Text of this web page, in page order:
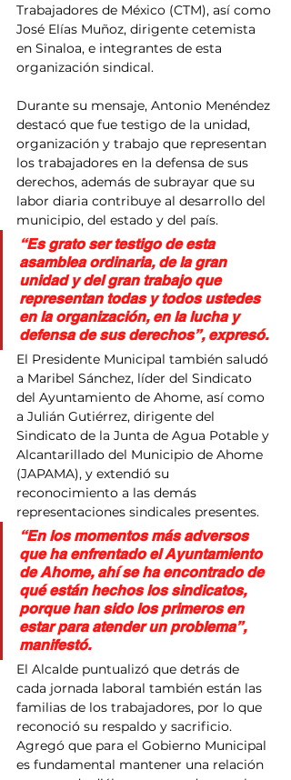
Trabajadores de México (CTM), así como
José Elías Muñoz, dirigente cetemista
en Sinaloa, e integrantes de esta
organización sindical.
Durante su mensaje, Antonio Menéndez
destacó que fue testigo de la unidad,
organización y trabajo que representan
los trabajadores en la defensa de sus
derechos, además de subrayar que su
labor diaria contribuye al desarrollo del
municipio, del estado y del país.
“Es grato ser testigo de esta
asamblea ordinaria, de la gran
unidad y del gran trabajo que
representan todas y todos ustedes
en la organización, en la lucha y
defensa de sus derechos”, expresó.
El Presidente Municipal también saludó
a Maribel Sánchez, líder del Sindicato
del Ayuntamiento de Ahome, así como
a Julián Gutiérrez, dirigente del
Sindicato de la Junta de Agua Potable y
Alcantarillado del Municipio de Ahome
(JAPAMA), y extendió su
reconocimiento a las demás
representaciones sindicales presentes.
“En los momentos más adversos
que ha enfrentado el Ayuntamiento
de Ahome, ahí se ha encontrado de
qué están hechos los sindicatos,
porque han sido los primeros en
estar para atender un problema”,
manifestó.
El Alcalde puntualizó que detrás de
cada jornada laboral también están las
familias de los trabajadores, por lo que
reconoció su respaldo y sacrificio.
Agregó que para el Gobierno Municipal
es fundamental mantener una relación